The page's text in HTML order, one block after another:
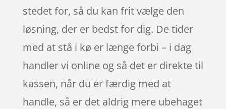
stedet for, så du kan frit vælge den
løsning, der er bedst for dig. De tider
med at stå i kø er længe forbi – i dag
handler vi online og så det er direkte til
kassen, når du er færdig med at
handle, så er det aldrig mere ubehaget